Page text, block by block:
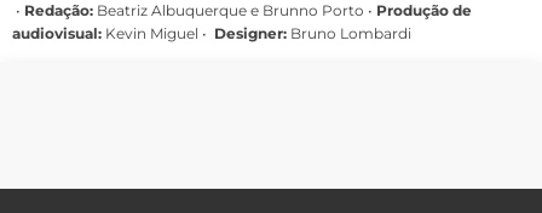
• Redação: Beatriz Albuquerque e Brunno Porto • Produção de
audiovisual: Kevin Miguel • Designer: Bruno Lombardi